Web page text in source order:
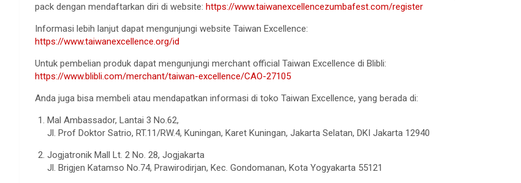
pack dengan mendaftarkan diri di website: https://www.taiwanexcellencezumbafest.com/register
Informasi lebih lanjut dapat mengunjungi website Taiwan Excellence:
https://www.taiwanexcellence.org/id
Untuk pembelian produk dapat mengunjungi merchant official Taiwan Excellence di Blibli:
https://www.blibli.com/merchant/taiwan-excellence/CAO-27105
Anda juga bisa membeli atau mendapatkan informasi di toko Taiwan Excellence, yang berada di:
Mal Ambassador, Lantai 3 No.62,
Jl. Prof Doktor Satrio, RT.11/RW.4, Kuningan, Karet Kuningan, Jakarta Selatan, DKI Jakarta 12940
Jogjatronik Mall Lt. 2 No. 28, Jogjakarta
Jl. Brigjen Katamso No.74, Prawirodirjan, Kec. Gondomanan, Kota Yogyakarta 55121